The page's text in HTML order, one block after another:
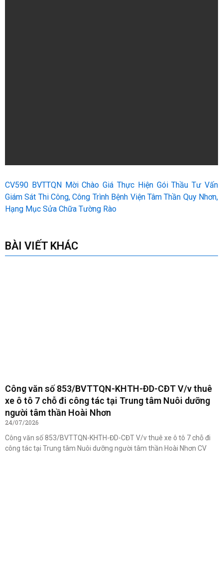
CV590 BVTTQN Mời Chào Giá Thực Hiện Gói Thầu Tư Vấn
Giám Sát Thi Công, Công Trình Bệnh Viện Tâm Thần Quy Nhơn,
Hạng Mục Sửa Chữa Tường Rào
BÀI VIẾT KHÁC
Công văn số 853/BVTTQN-KHTH-ĐD-CĐT V/v thuê
xe ô tô 7 chỗ đi công tác tại Trung tâm Nuôi dưỡng
người tâm thần Hoài Nhơn
24/07/2026
Công văn số 853/BVTTQN-KHTH-ĐD-CĐT V/v thuê xe ô tô 7 chỗ đi
công tác tại Trung tâm Nuôi dưỡng người tâm thần Hoài Nhơn CV